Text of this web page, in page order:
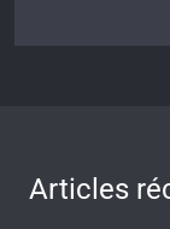
Articles